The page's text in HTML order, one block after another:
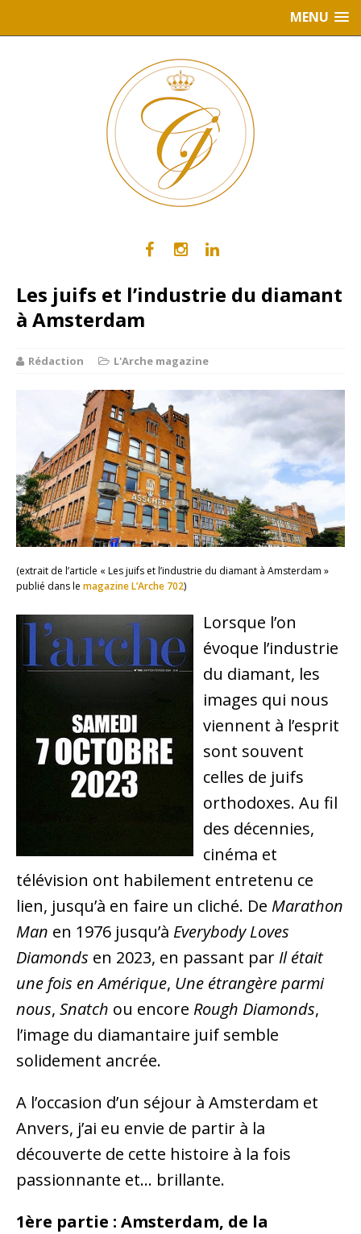
MENU
Les juifs et l’industrie du diamant
à Amsterdam
Rédaction L'Arche magazine
(extrait de l’article « Les juifs et l’industrie du diamant à Amsterdam »
publié dans le magazine L’Arche 702)
Lorsque l’on
évoque l’industrie
du diamant, les
images qui nous
viennent à l’esprit
sont souvent
celles de juifs
orthodoxes. Au fil
des décennies,
cinéma et
télévision ont habilement entretenu ce
lien, jusqu’à en faire un cliché. De Marathon
Man en 1976 jusqu’à Everybody Loves
Diamonds en 2023, en passant par Il était
une fois en Amérique, Une étrangère parmi
nous, Snatch ou encore Rough Diamonds,
l’image du diamantaire juif semble
solidement ancrée.
A l’occasion d’un séjour à Amsterdam et
Anvers, j’ai eu envie de partir à la
découverte de cette histoire à la fois
passionnante et… brillante.
1ère partie : Amsterdam, de la